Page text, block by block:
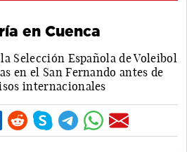
en Cuenca
Selección Española de Voleibol
en el San Fernando antes de
internacionales